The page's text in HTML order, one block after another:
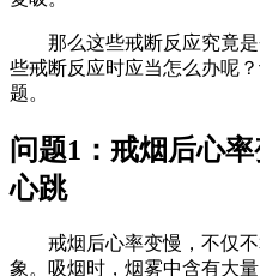
那么这些戒断反应究竟
些戒断反应时应当怎么办呢
题。
问题1：戒烟后心
心跳
戒烟后心率变慢，不仅
象。吸烟时，烟雾中含有大